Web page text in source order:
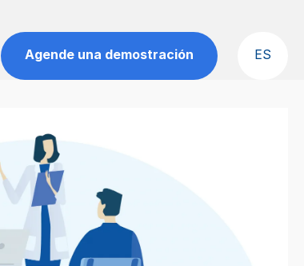
Agende una demostración ES